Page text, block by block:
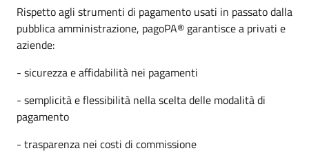
Rispetto agli strumenti di pagamento usati in passato dalla
pubblica amministrazione, pagoPA® garantisce a privati e
aziende:
- sicurezza e affidabilità nei pagamenti
- semplicità e flessibilità nella scelta delle modalità di
pagamento
- trasparenza nei costi di commissione